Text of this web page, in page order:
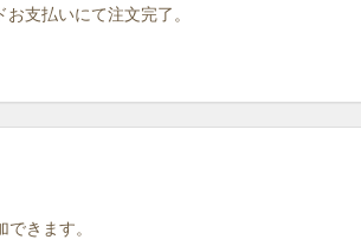
支払いにて注文完了。
きます。